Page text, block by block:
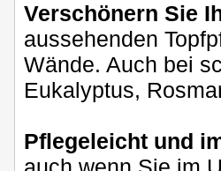
Verschönern Sie
aussehenden
Wände. Auch bei
Eukalyptus,
Pflegeleicht und